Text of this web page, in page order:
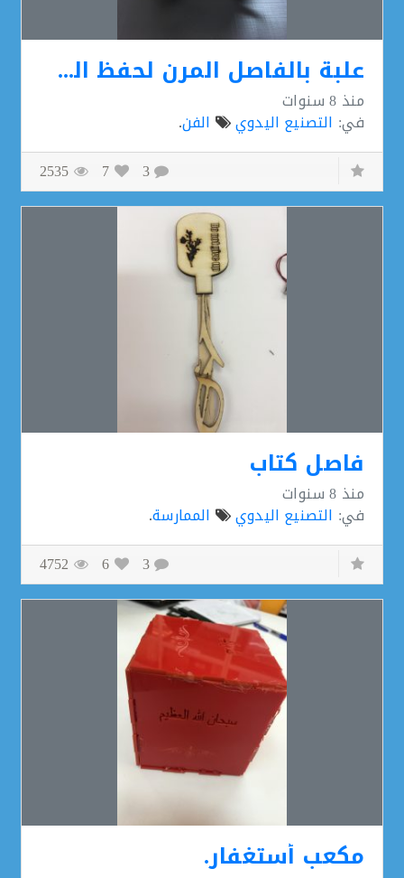
علبة بالفاصل المرن لحفظ السكر
التصنيع اليدوي الفن.
7
2535
فاصل كتاب
التصنيع اليدوي الممارسة.
6
4752
مكعب أستغفار.